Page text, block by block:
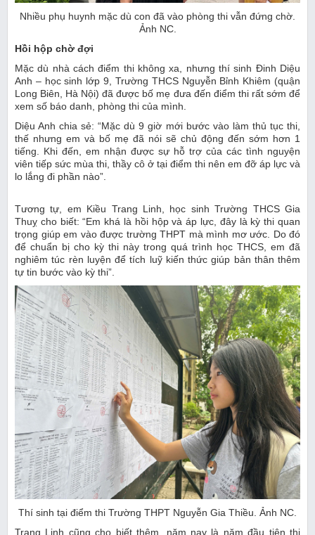
Nhiều phụ huynh mặc dù con đã vào phòng thi vẫn đứng chờ.
Ảnh NC.
Hồi hộp chờ đợi
Mặc dù nhà cách điểm thi không xa, nhưng thí sinh Đinh Diệu
Anh – học sinh lớp 9, Trường THCS Nguyễn Bỉnh Khiêm (quận
Long Biên, Hà Nội) đã được bố mẹ đưa đến điểm thi rất sớm để
xem số báo danh, phòng thi của mình.
Diệu Anh chia sẻ: “Mặc dù 9 giờ mới bước vào làm thủ tục thi,
thế nhưng em và bố mẹ đã nói sẽ chủ động đến sớm hơn 1
tiếng. Khi đến, em nhận được sự hỗ trợ của các tình nguyện
viên tiếp sức mùa thi, thầy cô ở tại điểm thi nên em đỡ áp lực và
lo lắng đi phần nào”.
Tương tự, em Kiều Trang Linh, học sinh Trường THCS Gia
Thuỵ cho biết: “Em khá là hồi hộp và áp lực, đây là kỳ thi quan
trọng giúp em vào được trường THPT mà mình mơ ước. Do đó
để chuẩn bị cho kỳ thi này trong quá trình học THCS, em đã
nghiêm túc rèn luyện để tích luỹ kiến thức giúp bản thân thêm
tự tin bước vào kỳ thi”.
Thí sinh tại điểm thi Trường THPT Nguyễn Gia Thiều. Ảnh NC.
Trang Linh cũng cho biết thêm, năm nay là năm đầu tiên thi